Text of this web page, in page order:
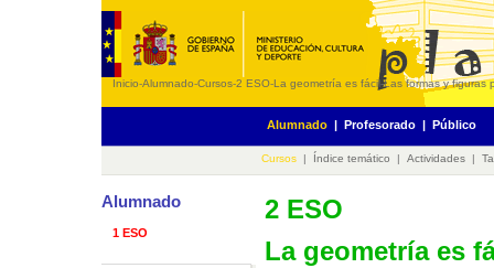
Inicio-Alumnado-Cursos-2 ESO-La geometría es fácil-Las formas y figuras
Alumnado | Profesorado | Público
Cursos | Índice temático | Actividades |
Alumnado
1 ESO
2 ESO
La geometría es